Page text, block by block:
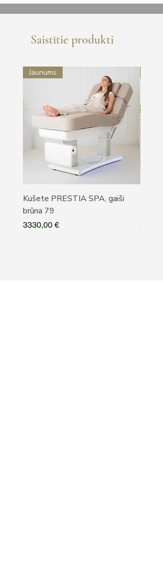
Saistītie produkti
Jaunums
Kušete PRESTIA SPA, gaiši
brūna 79
Cena
3330,00 € Cena